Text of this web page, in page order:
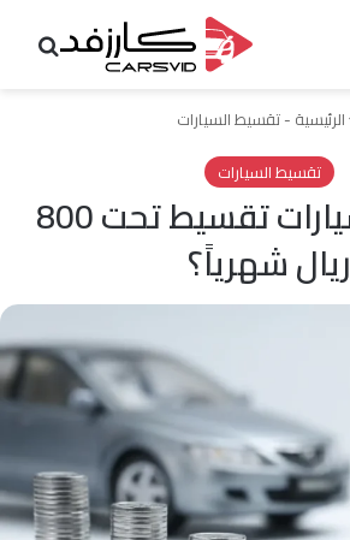
الرئيسية -تقسيط السيارات
تقسيط السيارات
ما أفضل سيارات تقسيط تحت 800
ريال شهرياً؟